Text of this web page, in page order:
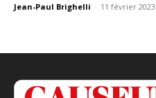
Jean-Paul Brighelli - 11 février 2023